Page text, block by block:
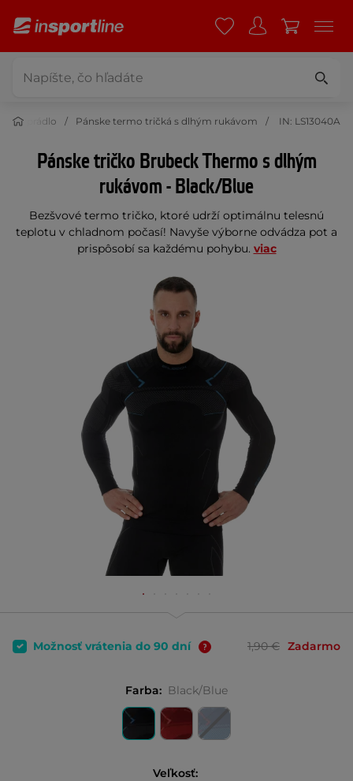
prádlo Pánske termo tričká s dlhým rukávom IN: LS13040A
Pánske tričko Brubeck Thermo s dlhým
rukávom - Black/Blue
Bezšvové termo tričko, ktoré udrží optimálnu telesnú
teplotu v chladnom počasí! Navyše výborne odvádza pot a
prispôsobí sa každému pohybu. viac
Možnosť vrátenia do 90 dní 1,90 € Zadarmo
Farba: Black/Blue
Veľkosť: